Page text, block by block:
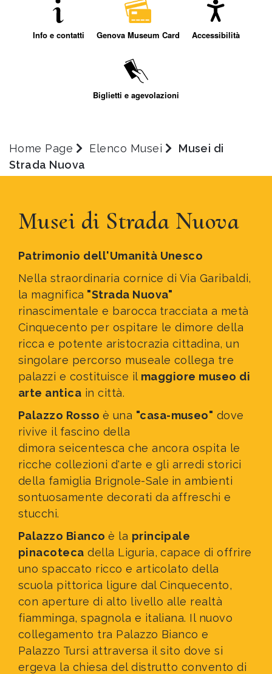
Info e contatti Genova Museum Card Accessibilità
Biglietti e agevolazioni
Home Page Elenco Musei
Musei di
Strada Nuova
Musei di Strada Nuova
Patrimonio dell'Umanità Unesco
Nella straordinaria cornice di Via Garibaldi,
la magnifica "Strada Nuova"
rinascimentale e barocca tracciata a metà
Cinquecento per ospitare le dimore della
ricca e potente aristocrazia cittadina, un
singolare percorso museale collega tre
palazzi e costituisce il maggiore museo di
arte antica in città.
Palazzo Rosso è una "casa-museo" dove
rivive il fascino della
dimora seicentesca che ancora ospita le
ricche collezioni d'arte e gli arredi storici
della famiglia Brignole-Sale in ambienti
sontuosamente decorati da affreschi e
stucchi.
Palazzo Biancoè la principale
pinacoteca della Liguria, capace di offrire
uno spaccato ricco e articolato della
scuola pittorica ligure dal Cinquecento,
con aperture di alto livello alle realtà
fiamminga, spagnola e italiana. Il nuovo
collegamento tra Palazzo Bianco e
Palazzo Tursi attraversa il sito dove si
ergeva la chiesa del distrutto convento di